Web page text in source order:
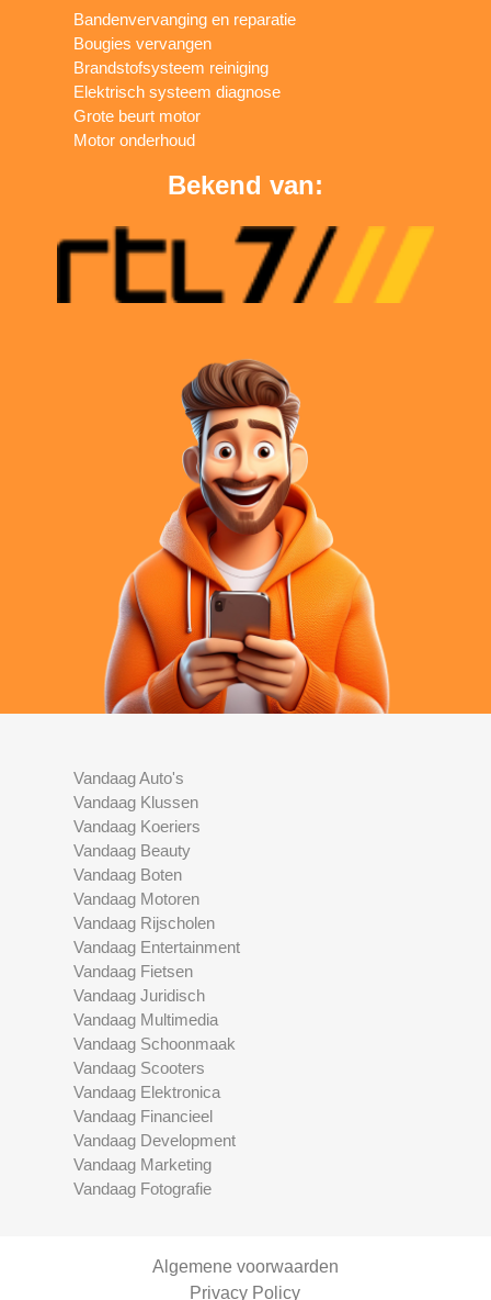
Bandenvervanging en reparatie
Bougies vervangen
Brandstofsysteem reiniging
Elektrisch systeem diagnose
Grote beurt motor
Motor onderhoud
Bekend van:
Vandaag Auto's
Vandaag Klussen
Vandaag Koeriers
Vandaag Beauty
Vandaag Boten
Vandaag Motoren
Vandaag Rijscholen
Vandaag Entertainment
Vandaag Fietsen
Vandaag Juridisch
Vandaag Multimedia
Vandaag Schoonmaak
Vandaag Scooters
Vandaag Elektronica
Vandaag Financieel
Vandaag Development
Vandaag Marketing
Vandaag Fotografie
Algemene voorwaarden
Privacy Policy